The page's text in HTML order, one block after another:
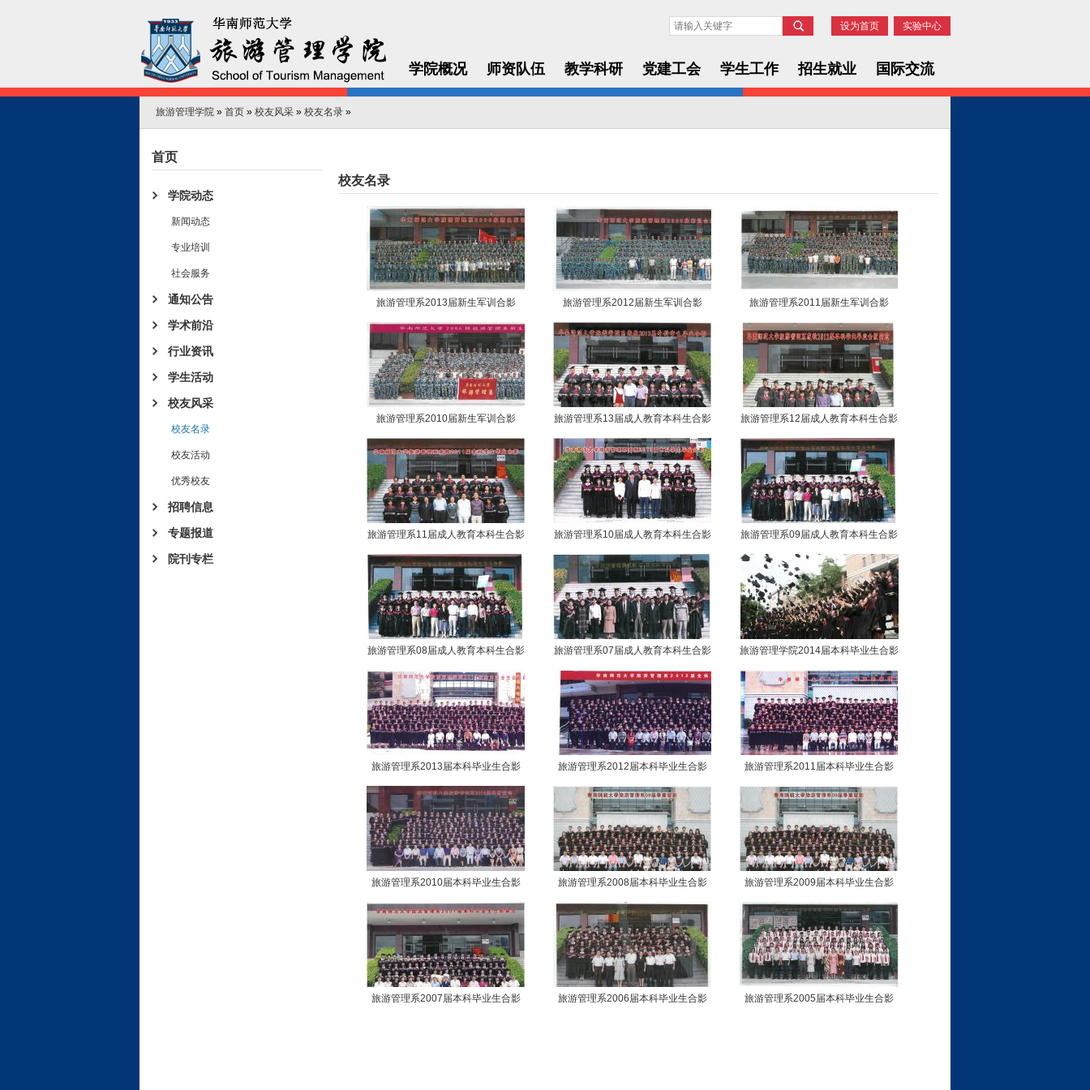
设为首页 实验中心
学院概况 师资队伍 教学科研 党建工会 学生工作 招生就业 国际交流
旅游管理学院 » 首页 » 校友风采 » 校友名录 »
首页
学院动态
新闻动态
专业培训
社会服务
通知公告
学术前沿
行业资讯
学生活动
校友风采
校友名录
校友活动
优秀校友
招聘信息
专题报道
院刊专栏
校友名录
旅游管理系2013届新生军训合影 旅游管理系2012届新生军训合影 旅游管理系2011届新生军训合影
旅游管理系2010届新生军训合影 旅游管理系13届成人教育本科生合影 旅游管理系12届成人教育本科生合影
旅游管理系11届成人教育本科生合影 旅游管理系10届成人教育本科生合影 旅游管理系09届成人教育本科生合影
旅游管理系08届成人教育本科生合影 旅游管理系07届成人教育本科生合影 旅游管理学院2014届本科毕业生合影
旅游管理系2013届本科毕业生合影 旅游管理系2012届本科毕业生合影 旅游管理系2011届本科毕业生合影
旅游管理系2010届本科毕业生合影 旅游管理系2008届本科毕业生合影 旅游管理系2009届本科毕业生合影
旅游管理系2007届本科毕业生合影 旅游管理系2006届本科毕业生合影 旅游管理系2005届本科毕业生合影